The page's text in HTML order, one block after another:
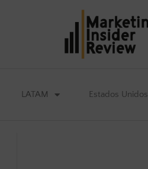
LATAM Estados Unidos